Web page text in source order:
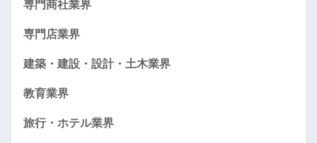
専門商社業界
専門店業界
建築・建設・設計・土木業界
教育業界
旅行・ホテル業界